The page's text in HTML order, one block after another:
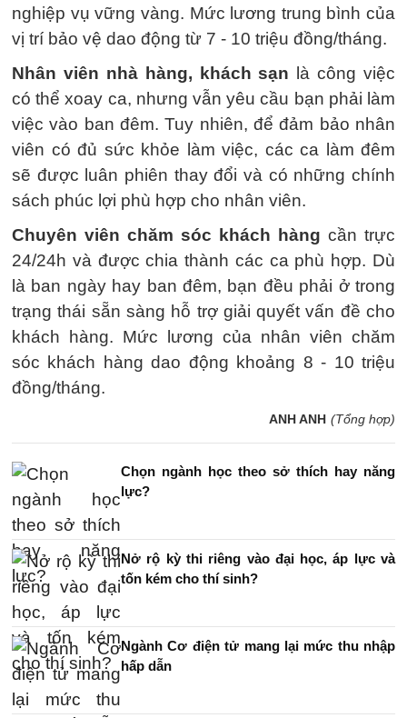
nghiệp vụ vững vàng. Mức lương trung bình của
vị trí bảo vệ dao động từ 7 - 10 triệu đồng/tháng.
Nhân viên nhà hàng, khách sạn là công việc
có thể xoay ca, nhưng vẫn yêu cầu bạn phải làm
việc vào ban đêm. Tuy nhiên, để đảm bảo nhân
viên có đủ sức khỏe làm việc, các ca làm đêm
sẽ được luân phiên thay đổi và có những chính
sách phúc lợi phù hợp cho nhân viên.
Chuyên viên chăm sóc khách hàng cần trực
24/24h và được chia thành các ca phù hợp. Dù
là ban ngày hay ban đêm, bạn đều phải ở trong
trạng thái sẵn sàng hỗ trợ giải quyết vấn đề cho
khách hàng. Mức lương của nhân viên chăm
sóc khách hàng dao động khoảng 8 - 10 triệu
đồng/tháng.
ANH ANH (Tổng hợp)
Chọn ngành học theo sở thích hay năng
lực?
Nở rộ kỳ thi riêng vào đại học, áp lực và
tốn kém cho thí sinh?
Ngành Cơ điện tử mang lại mức thu nhập
hấp dẫn